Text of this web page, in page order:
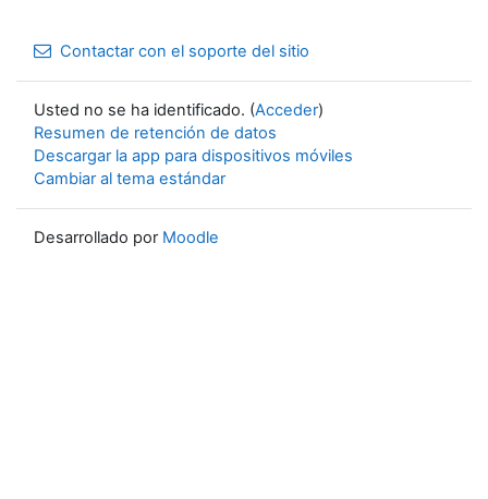
Contactar con el soporte del sitio
Usted no se ha identificado. (Acceder)
Resumen de retención de datos
Descargar la app para dispositivos móviles
Cambiar al tema estándar
Desarrollado por Moodle